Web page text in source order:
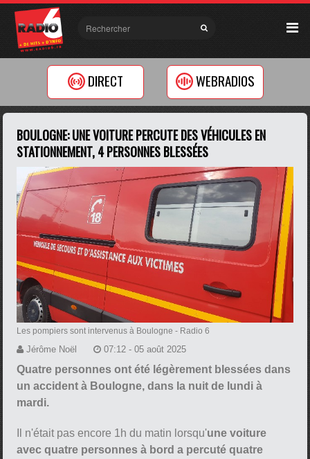
DIRECT WEBRADIOS
BOULOGNE: UNE VOITURE PERCUTE DES VÉHICULES EN
STATIONNEMENT, 4 PERSONNES BLESSÉES
Les pompiers sont intervenus à Boulogne - Radio 6
Jérôme Noël 07:12 - 05 août 2025
Quatre personnes ont été légèrement blessées dans
un accident à Boulogne, dans la nuit de lundi à
mardi.
Il n'était pas encore 1h du matin lorsqu'une voiture
avec quatre personnes à bord a percuté quatre